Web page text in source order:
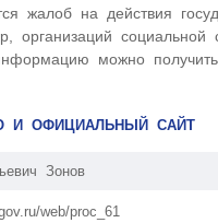
жалоб на действия
организаций социальной
можно
И ОФИЦИАЛЬНЫЙ САЙТ
Зонов
web/proc_61